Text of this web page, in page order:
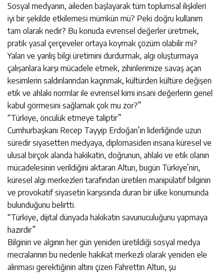
Sosyal medyanın, aileden başlayarak tüm toplumsal ilişkileri
iyi bir şekilde etkilemesi mümkün mü? Peki doğru kullanım
tam olarak nedir? Bu konuda evrensel değerler üretmek,
pratik yasal çerçeveler ortaya koymak çözüm olabilir mi?
Yalan ve yanlış bilgi üretimini durdurmak, algı oluşturmaya
çalışanlara karşı mücadele etmek, zihinlerimize savaş açan
kesimlerin saldırılarından kaçınmak, kültürden kültüre değişen
etik ve ahlaki normlar ile evrensel kimi insani değerlerin genel
kabul görmesini sağlamak çok mu zor?”
“Türkiye, öncülük etmeye taliptir”
Cumhurbaşkanı Recep Tayyip Erdoğan’ın liderliğinde uzun
süredir siyasetten medyaya, diplomasiden insana küresel ve
ulusal birçok alanda hakikatin, doğrunun, ahlaki ve etik olanın
mücadelesinin verildiğini aktaran Altun, bugün Türkiye’nin,
küresel algı merkezleri tarafından üretilen manipülatif bilginin
ve provokatif siyasetin karşısında duran bir ülke konumunda
bulunduğunu belirtti.
“Türkiye, dijital dünyada hakikatin savunuculuğunu yapmaya
hazırdır”
Bilginin ve algının her gün yeniden üretildiği sosyal medya
mecralarının bu nedenle hakikat merkezli olarak yeniden ele
alınması gerektiğinin altını çizen Fahrettin Altun, şu